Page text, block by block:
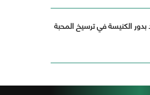
الكنيسة في ترسيخ المحبة